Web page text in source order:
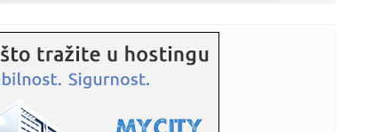
08:14: AMSS upozorava: "Naoružajte se strpljenjem"; Na
granicama se če...
08:12:
sam dug...